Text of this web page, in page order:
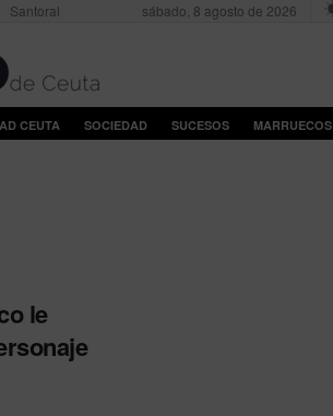
Santoral sábado, 8 agosto de 2026
AD CEUTA SOCIEDAD SUCESOS MARRUECOS
le